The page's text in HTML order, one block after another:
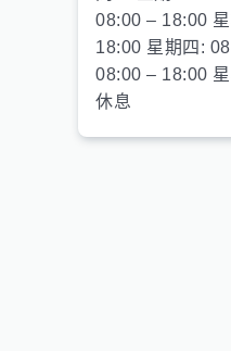
08:00 – 18:00
18:00 星期四:
08:00 – 18:00
休息